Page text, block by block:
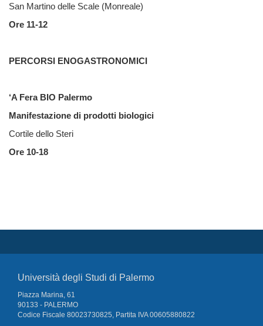
San Martino delle Scale (Monreale)
Ore 11-12
PERCORSI ENOGASTRONOMICI
‘A Fera BIO Palermo
Manifestazione di prodotti biologici
Cortile dello Steri
Ore 10-18
Università degli Studi di Palermo
Piazza Marina, 61
90133 - PALERMO
Codice Fiscale 80023730825, Partita IVA 00605880822